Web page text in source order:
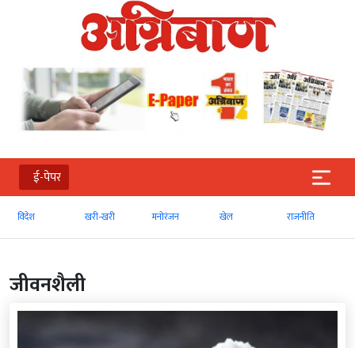
ई-पेपर
खरी-खरी मनोरंजन खेल राजनीति व्‍यापार
जीवनशैली